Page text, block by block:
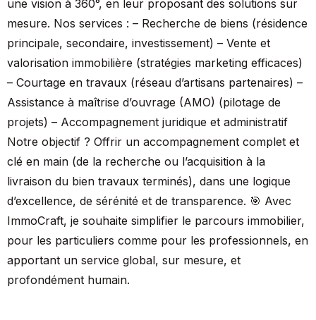
une vision à 360°, en leur proposant des solutions sur
mesure. Nos services : – Recherche de biens (résidence
principale, secondaire, investissement) – Vente et
valorisation immobilière (stratégies marketing efficaces)
– Courtage en travaux (réseau d’artisans partenaires) –
Assistance à maîtrise d’ouvrage (AMO) (pilotage de
projets) – Accompagnement juridique et administratif
Notre objectif ? Offrir un accompagnement complet et
clé en main (de la recherche ou l’acquisition à la
livraison du bien travaux terminés), dans une logique
d’excellence, de sérénité et de transparence. 🎯 Avec
ImmoCraft, je souhaite simplifier le parcours immobilier,
pour les particuliers comme pour les professionnels, en
apportant un service global, sur mesure, et
profondément humain.